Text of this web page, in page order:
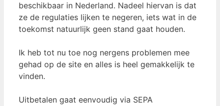
beschikbaar in Nederland. Nadeel hiervan is dat
ze de regulaties lijken te negeren, iets wat in de
toekomst natuurlijk geen stand gaat houden.
Ik heb tot nu toe nog nergens problemen mee
gehad op de site en alles is heel gemakkelijk te
vinden.
Uitbetalen gaat eenvoudig via SEPA